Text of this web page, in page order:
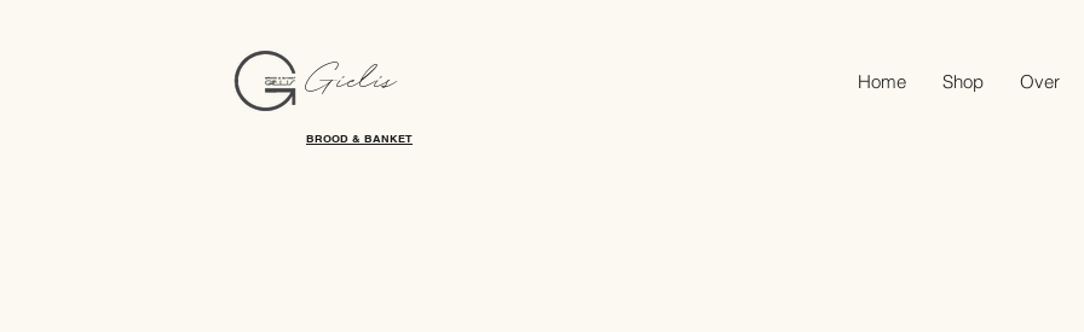
Gielis Home Shop Over
BROOD & BANKET